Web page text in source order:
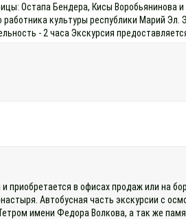
Остапа Бендера, Кисы Воробьянинова
культуры республики Марий
- 2 часа Экскурсия
приобретается в офисах продаж или на
Автобусная часть экскурсии с
имени Федора Волкова, а так же